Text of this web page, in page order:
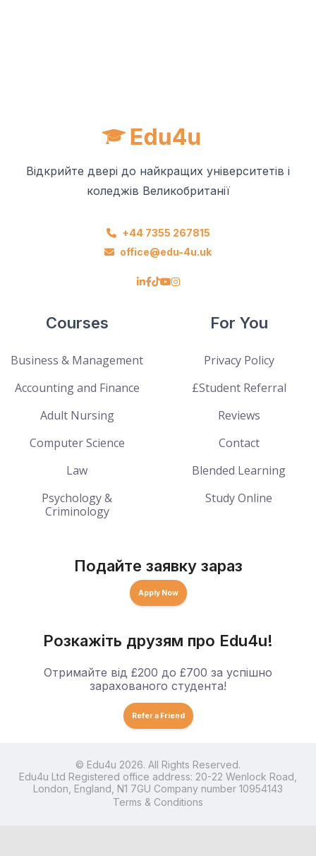
Відкрийте двері до найкращих університетів і
коледжів Великобританії
+44 7355 267815
office@edu-4u.uk
Courses
Business & Management
Accounting and Finance
Adult Nursing
Computer Science
Law
Psychology &
Criminology
For You
Privacy Policy
£Student Referral
Reviews
Contact
Blended Learning
Study Online
Подайте заявку зараз
Apply Now
Розкажіть друзям про Edu4u!
Отримайте від £200 до £700 за успішно
зарахованого студента!
Refer a Friend
© Edu4u 2026. All Rights Reserved.
Edu4u Ltd Registered office address: 20-22 Wenlock Road,
London, England, N1 7GU Company number 10954143
Terms & Conditions